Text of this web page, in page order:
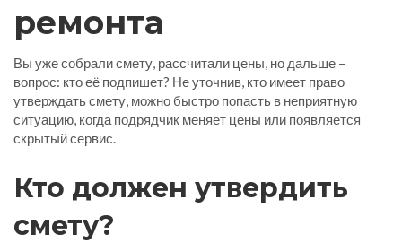
ремонта
Вы уже собрали смету, рассчитали цены, но дальше –
вопрос: кто её подпишет? Не уточнив, кто имеет право
утверждать смету, можно быстро попасть в неприятную
ситуацию, когда подрядчик меняет цены или появляется
скрытый сервис.
Кто должен утвердить
смету?